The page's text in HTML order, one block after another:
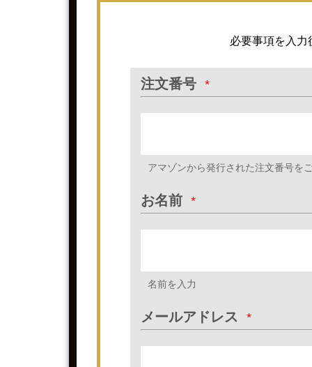
必要事項を入力
注文番号 *
アマゾンから発行された注文番号を
お名前 *
名前を入力
メールアドレス *